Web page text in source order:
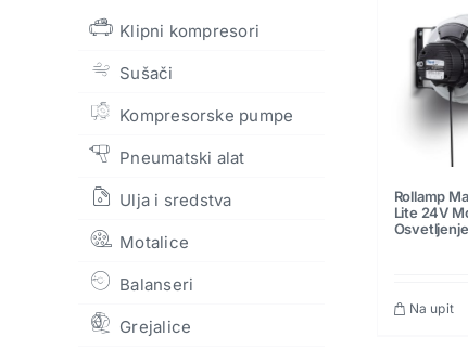
Klipni kompresori
Sušači
Kompresorske pumpe
Pneumatski alat
Ulja i sredstva
Motalice
Balanseri
Grejalice
Rollamp
Lite 24V
Osvetljenje
Na upit